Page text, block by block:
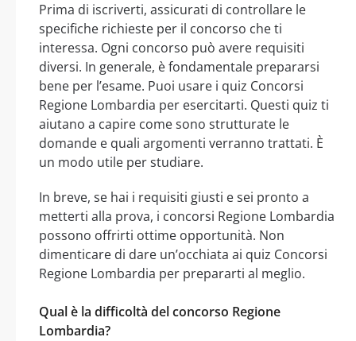
Prima di iscriverti, assicurati di controllare le
specifiche richieste per il concorso che ti
interessa. Ogni concorso può avere requisiti
diversi. In generale, è fondamentale prepararsi
bene per l’esame. Puoi usare i quiz Concorsi
Regione Lombardia per esercitarti. Questi quiz ti
aiutano a capire come sono strutturate le
domande e quali argomenti verranno trattati. È
un modo utile per studiare.
In breve, se hai i requisiti giusti e sei pronto a
metterti alla prova, i concorsi Regione Lombardia
possono offrirti ottime opportunità. Non
dimenticare di dare un’occhiata ai quiz Concorsi
Regione Lombardia per prepararti al meglio.
Qual è la difficoltà del concorso Regione
Lombardia?